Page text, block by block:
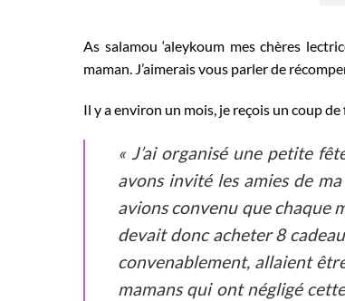
As salamou ‘aleykoum mes chères
maman. J’aimerais vous parler de
Il y a environ un mois, je reçois un coup de
« J’ai organisé une petite
avons invité les amies de
avions convenu que chaque
devait donc acheter 8
convenablement, allaient
mamans qui ont négligé